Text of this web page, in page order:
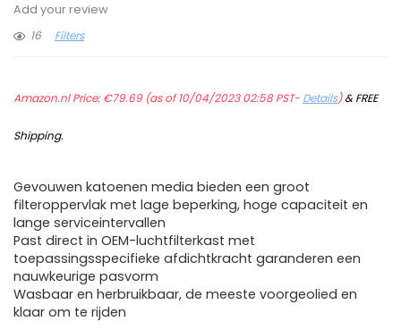
Add your review
16
Filters
Amazon.nl Price:€79.69(as of 10/04/2023 02:58 PST- Details)&FREE
Shipping.
Gevouwen katoenen media bieden een groot
filteroppervlak met lage beperking, hoge capaciteit en
lange serviceintervallen
Past direct in OEM-luchtfilterkast met
toepassingsspecifieke afdichtkracht garanderen een
nauwkeurige pasvorm
Wasbaar en herbruikbaar, de meeste voorgeolied en
klaar om te rijden